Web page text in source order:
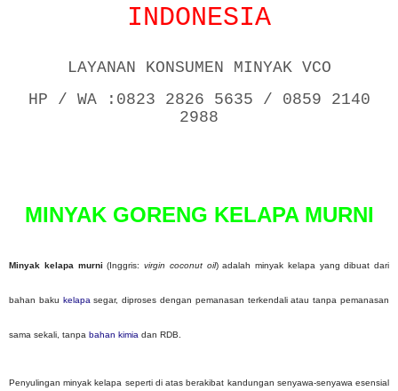
INDONESIA
LAYANAN KONSUMEN MINYAK VCO
HP / WA :0823 2826 5635 / 0859 2140
2988
n
MINYAK GORENG KELAPA MURNI
Minyak kelapa murni (Inggris: virgin coconut oil) adalah minyak kelapa yang dibuat dari
bahan baku kelapa segar, diproses dengan pemanasan terkendali atau tanpa pemanasan
sama sekali, tanpa bahan kimia dan RDB.
Penyulingan minyak kelapa seperti di atas berakibat kandungan senyawa-senyawa esensial